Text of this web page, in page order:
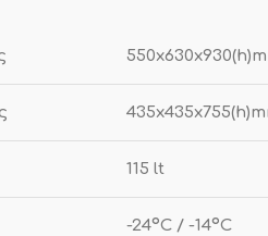
115 lt
-24ºC / -14ºC